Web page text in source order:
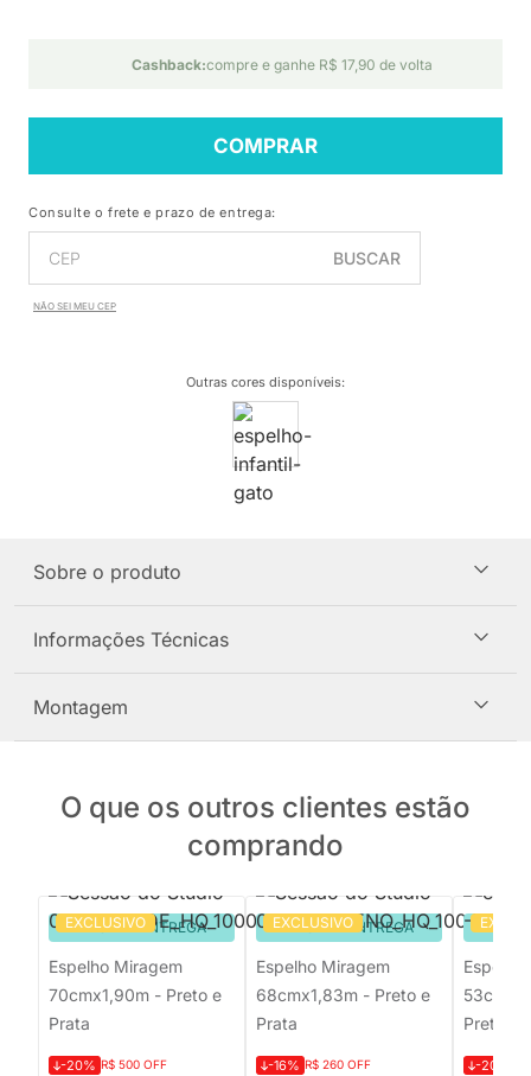
Cashback:compre e ganhe R$ 17,90 de volta
COMPRAR
Consulte o frete e prazo de entrega:
BUSCAR
NÃO SEI MEU CEP
Outras cores disponíveis:
Sobre o produto
Informações Técnicas
Montagem
O que os outros clientes estão
comprando
EXCLUSIVO
PRONTA ENTREGA
Espelho Miragem
70cmx1,90m - Preto e
Prata
-20% R$ 500 OFF
EXCLUSIVO
PRONTA ENTREGA
Espelho Miragem
68cmx1,83m - Preto e
Prata
-16% R$ 260 OFF
Espelho
Preto e
-20%